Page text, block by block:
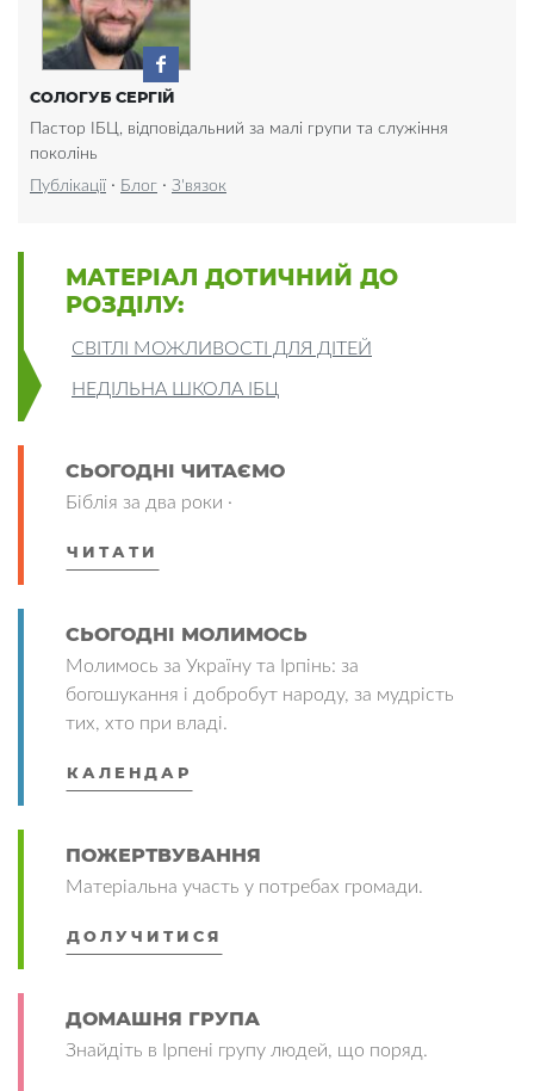
СОЛОГУБ СЕРГІЙ
Пастор ІБЦ, відповідальний за малі групи та служіння
поколінь
Публікації · Блог · З'вязок
МАТЕРІАЛ ДОТИЧНИЙ ДО
РОЗДІЛУ:
СВІТЛІ МОЖЛИВОСТІ ДЛЯ ДІТЕЙ
НЕДІЛЬНА ШКОЛА ІБЦ
СЬОГОДНІ ЧИТАЄМО
Біблія за два роки ·
ЧИТАТИ
СЬОГОДНІ МОЛИМОСЬ
Молимось за Україну та Ірпінь: за
богошукання і добробут народу, за мудрість
тих, хто при владі.
КАЛЕНДАР
ПОЖЕРТВУВАННЯ
Матеріальна участь у потребах громади.
ДОЛУЧИТИСЯ
ДОМАШНЯ ГРУПА
Знайдіть в Ірпені групу людей, що поряд.